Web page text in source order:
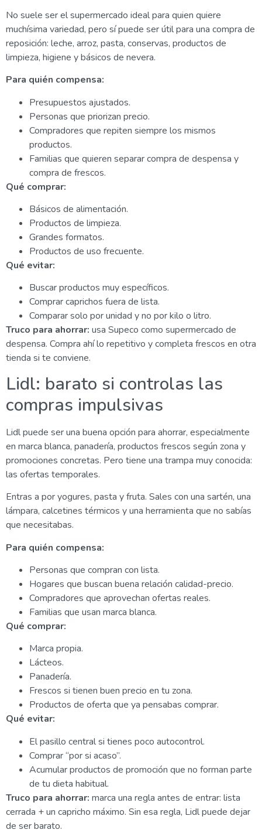
No suele ser el supermercado ideal para quien quiere
muchísima variedad, pero sí puede ser útil para una compra de
reposición: leche, arroz, pasta, conservas, productos de
limpieza, higiene y básicos de nevera.
Para quién compensa:
Presupuestos ajustados.
Personas que priorizan precio.
Compradores que repiten siempre los mismos
productos.
Familias que quieren separar compra de despensa y
compra de frescos.
Qué comprar:
Básicos de alimentación.
Productos de limpieza.
Grandes formatos.
Productos de uso frecuente.
Qué evitar:
Buscar productos muy específicos.
Comprar caprichos fuera de lista.
Comparar solo por unidad y no por kilo o litro.
Truco para ahorrar: usa Supeco como supermercado de
despensa. Compra ahí lo repetitivo y completa frescos en otra
tienda si te conviene.
Lidl: barato si controlas las
compras impulsivas
Lidl puede ser una buena opción para ahorrar, especialmente
en marca blanca, panadería, productos frescos según zona y
promociones concretas. Pero tiene una trampa muy conocida:
las ofertas temporales.
Entras a por yogures, pasta y fruta. Sales con una sartén, una
lámpara, calcetines térmicos y una herramienta que no sabías
que necesitabas.
Para quién compensa:
Personas que compran con lista.
Hogares que buscan buena relación calidad-precio.
Compradores que aprovechan ofertas reales.
Familias que usan marca blanca.
Qué comprar:
Marca propia.
Lácteos.
Panadería.
Frescos si tienen buen precio en tu zona.
Productos de oferta que ya pensabas comprar.
Qué evitar:
El pasillo central si tienes poco autocontrol.
Comprar “por si acaso”.
Acumular productos de promoción que no forman parte
de tu dieta habitual.
Truco para ahorrar: marca una regla antes de entrar: lista
cerrada + un capricho máximo. Sin esa regla, Lidl puede dejar
de ser barato.